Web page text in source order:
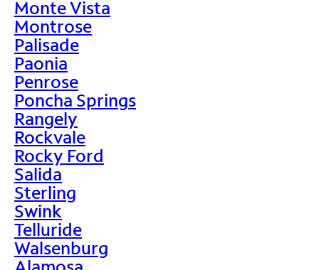
Monte Vista
Montrose
Palisade
Paonia
Penrose
Poncha Springs
Rangely
Rockvale
Rocky Ford
Salida
Sterling
Swink
Telluride
Walsenburg